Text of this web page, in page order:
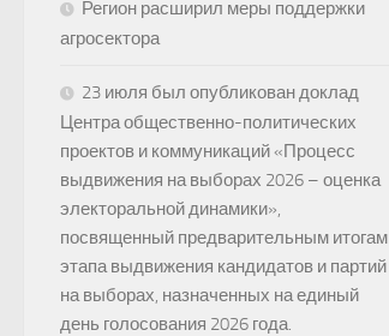
Регион расширил меры поддержки
агросектора
23 июля был опубликован доклад
Центра общественно-политических
проектов и коммуникаций «Процесс
выдвижения на выборах 2026 – оценка
электоральной динамики»,
посвященный предварительным итогам
этапа выдвижения кандидатов и партий
на выборах, назначенных на единый
день голосования 2026 года.